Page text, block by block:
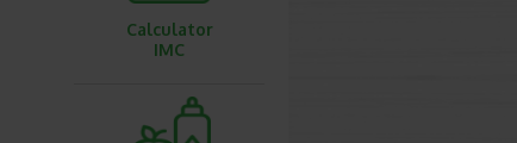
Calculator
IMC